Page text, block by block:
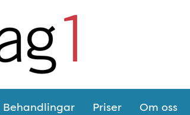
Behandlingar Priser Om oss